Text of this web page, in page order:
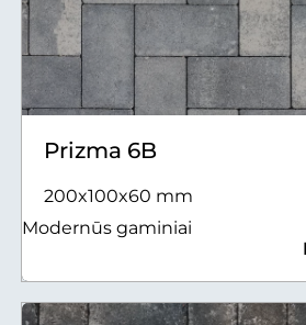
Prizma 6B
200x100x60 mm
Modernūs gaminiai